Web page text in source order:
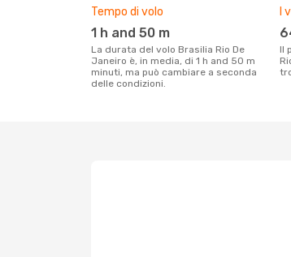
Tempo di volo
1 h and 50 m
La durata del volo Brasilia Rio De
Janeiro è, in media, di 1 h and 50 m
minuti, ma può cambiare a seconda
delle condizioni.
I
Il prezzo più basso per un volo Brasilia